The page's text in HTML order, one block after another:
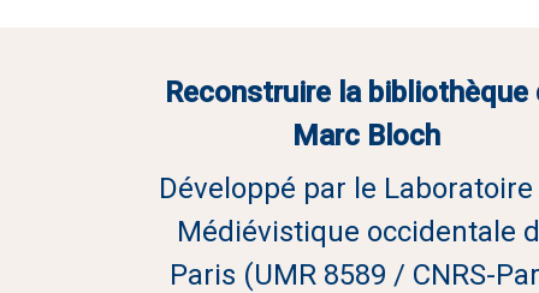
Reconstruire la bibliothèque
Marc Bloch
Développé par le
Médiévistique occidentale
Paris (UMR 8589 / CNRS-